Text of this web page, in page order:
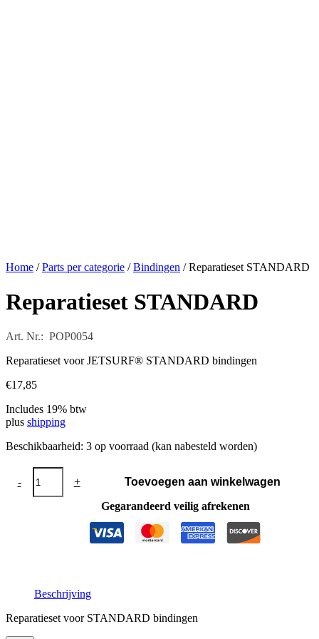
Home /Parts per categorie /Bindingen / Reparatieset STANDARD
Reparatieset STANDARD
Art. Nr.: POP0054
Reparatieset voor JETSURF® STANDARD bindingen
€17,85
Includes 19% btw
plus shipping
Beschikbaarheid: 3 op voorraad (kan nabesteld worden)
-
Reparatieset
STANDARD
+
Toevoegen aan winkelwagen
Gegarandeerd veilig afrekenen
Beschrijving
Reparatieset voor STANDARD bindingen